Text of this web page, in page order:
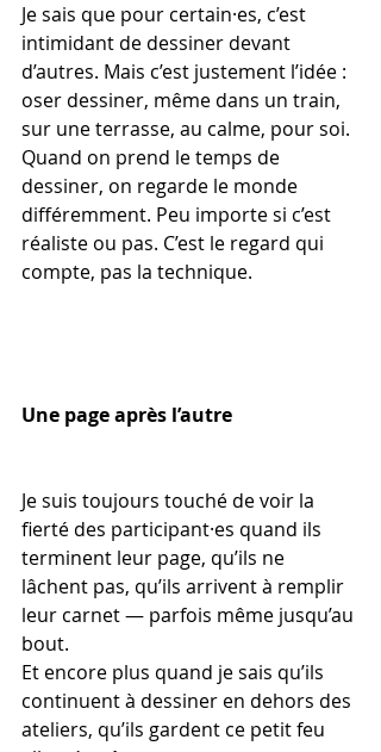
Je sais que pour certain·es, c’est
intimidant de dessiner devant
d’autres. Mais c’est justement l’idée :
oser dessiner, même dans un train,
sur une terrasse, au calme, pour soi.
Quand on prend le temps de
dessiner, on regarde le monde
différemment. Peu importe si c’est
réaliste ou pas. C’est le regard qui
compte, pas la technique.
Une page après l’autre
Je suis toujours touché de voir la
fierté des participant·es quand ils
terminent leur page, qu’ils ne
lâchent pas, qu’ils arrivent à remplir
leur carnet — parfois même jusqu’au
bout.
Et encore plus quand je sais qu’ils
continuent à dessiner en dehors des
ateliers, qu’ils gardent ce petit feu